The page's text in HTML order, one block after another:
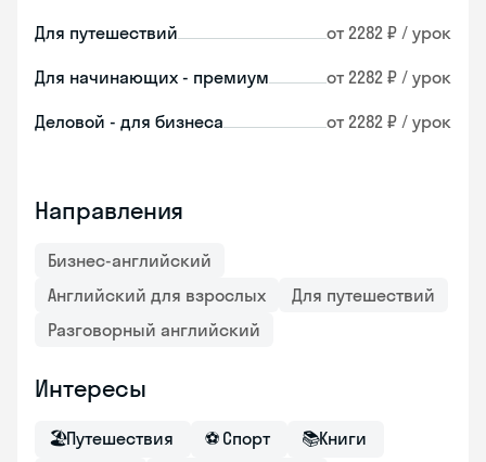
Для путешествий от 2282 ₽ / урок
Для начинающих - премиум от 2282 ₽ / урок
Деловой - для бизнеса от 2282 ₽ / урок
Направления
Бизнес-английский
Английский для взрослых
Для путешествий
Разговорный английский
Интересы
🏖Путешествия ⚽ Спорт 📚Книги